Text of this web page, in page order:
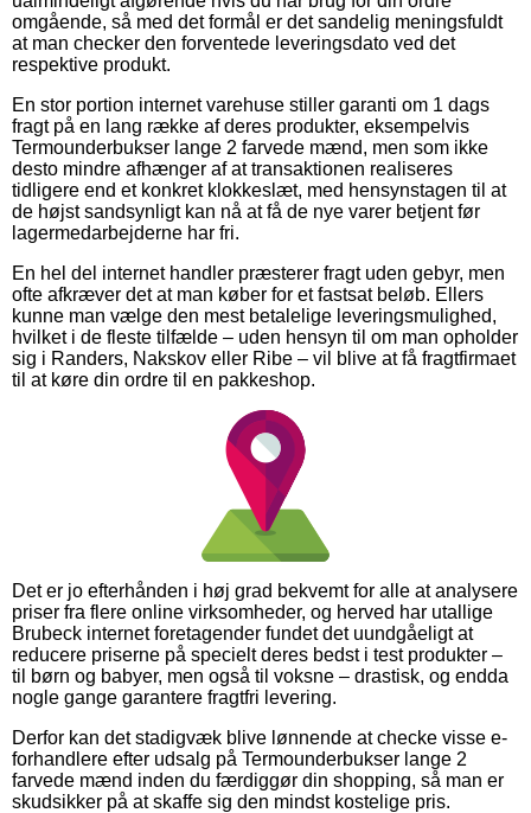
omgående, så med det formål er det sandelig meningsfuldt
at man checker den forventede leveringsdato ved det
respektive produkt.
En stor portion internet varehuse stiller garanti om 1 dags
fragt på en lang række af deres produkter, eksempelvis
Termounderbukser lange 2 farvede mænd, men som ikke
desto mindre afhænger af at transaktionen realiseres
tidligere end et konkret klokkeslæt, med hensynstagen til at
de højst sandsynligt kan nå at få de nye varer betjent før
lagermedarbejderne har fri.
En hel del internet handler præsterer fragt uden gebyr, men
ofte afkræver det at man køber for et fastsat beløb. Ellers
kunne man vælge den mest betalelige leveringsmulighed,
hvilket i de fleste tilfælde – uden hensyn til om man opholder
sig i Randers, Nakskov eller Ribe – vil blive at få fragtfirmaet
til at køre din ordre til en pakkeshop.
Det er jo efterhånden i høj grad bekvemt for alle at analysere
priser fra flere online virksomheder, og herved har utallige
Brubeck internet foretagender fundet det uundgåeligt at
reducere priserne på specielt deres bedst i test produkter –
til børn og babyer, men også til voksne – drastisk, og endda
nogle gange garantere fragtfri levering.
Derfor kan det stadigvæk blive lønnende at checke visse e-
forhandlere efter udsalg på Termounderbukser lange 2
farvede mænd inden du færdiggør din shopping, så man er
skudsikker på at skaffe sig den mindst kostelige pris.